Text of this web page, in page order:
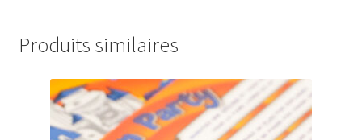
Produits similaires